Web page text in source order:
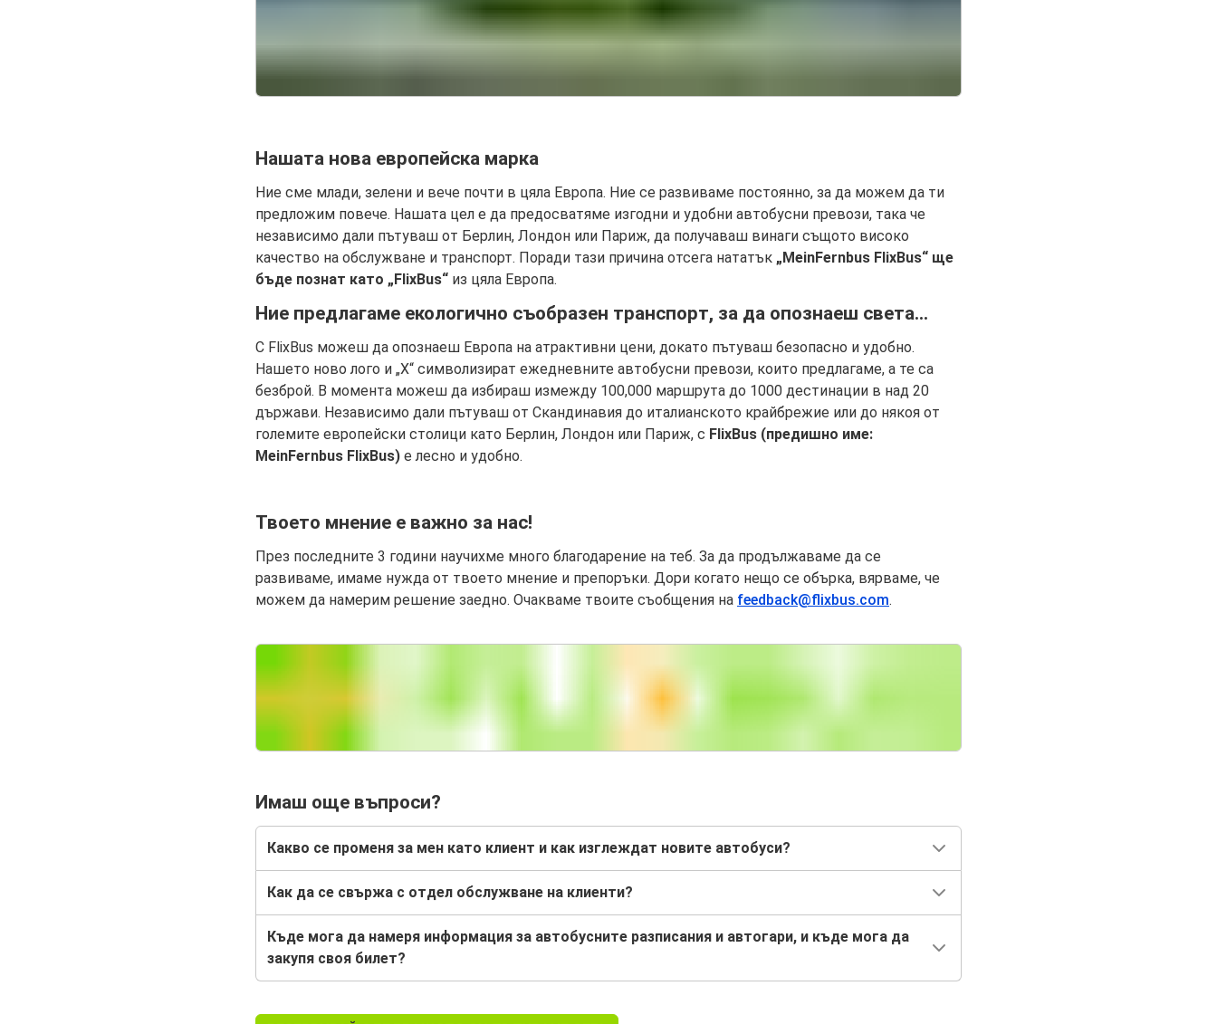
Нашата нова европейска марка
Ние сме млади, зелени и вече почти в цяла Европа. Ние се развиваме постоянно, за да можем да ти
предложим повече. Нашата цел е да предосватяме изгодни и удобни автобусни превози, така че
независимо дали пътуваш от Берлин, Лондон или Париж, да получаваш винаги същото високо
качество на обслужване и транспорт. Поради тази причина отсега нататък „MeinFernbus FlixBus“ ще
бъде познат като „FlixBus“ из цяла Европа.
Ние предлагаме екологично съобразен транспорт, за да опознаеш света...
С FlixBus можеш да опознаеш Европа на атрактивни цени, докато пътуваш безопасно и удобно.
Нашето ново лого и „Х“ символизират ежедневните автобусни превози, които предлагаме, а те са
безброй. В момента можеш да избираш измежду 100,000 маршрута до 1000 дестинации в над 20
държави. Независимо дали пътуваш от Скандинавия до италианското крайбрежие или до някоя от
големите европейски столици като Берлин, Лондон или Париж, с FlixBus (предишно име:
MeinFernbus FlixBus) е лесно и удобно.
Твоето мнение е важно за нас!
През последните 3 години научихме много благодарение на теб. За да продължаваме да се
развиваме, имаме нужда от твоето мнение и препоръки. Дори когато нещо се обърка, вярваме, че
можем да намерим решение заедно. Очакваме твоите съобщения на feedback@flixbus.com.
Имаш още въпроси?
Какво се променя за мен като клиент и как изглеждат новите автобуси?
Как да се свържа с отдел обслужване на клиенти?
Къде мога да намеря информация за автобусните разписания и автогари, и къде мога да
закупя своя билет?